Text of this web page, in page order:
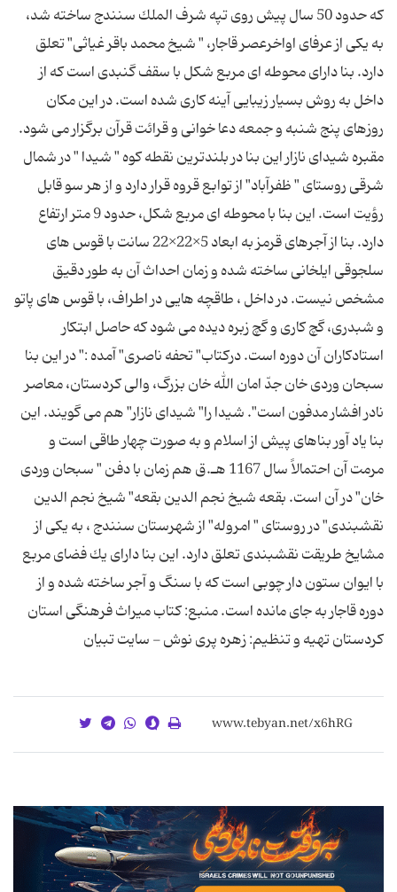
كه حدود 50 سال پیش روی تپه شرف الملك سنندج ساخته شد،
به یكی از عرفای اواخرعصر قاجار، " شیخ محمد باقر غیاثی" تعلق
دارد. بنا دارای محوطه ای مربع شكل با سقف گنبدی است كه از
داخل به روش بسیار زیبایی آینه كاری شده است. در این مكان
روزهای پنج شنبه و جمعه دعا خوانی و قرائت قرآن برگزار می شود.
مقبره شیدای نازار این بنا در بلندترین نقطه كوه " شیدا " در شمال
شرقی روستای " ظفرآباد" از توابع قروه قرار دارد و از هر سو قابل
رؤیت است. این بنا با محوطه ای مربع شكل، حدود 9 متر ارتفاع
دارد. بنا از آجرهای قرمز به ابعاد 5×22×22 سانت با قوس های
سلجوقی ایلخانی ساخته شده و زمان احداث آن به طور دقیق
مشخص نیست. در داخل ، طاقچه هایی در اطراف، با قوس های پاتو
و شبدری، گچ كاری و گچ زبره دیده می شود كه حاصل ابتكار
استادكاران آن دوره است. دركتاب" تحفه ناصری" آمده :" در این بنا
سبحان وردی خان جدّ امان الله خان بزرگ، والی كردستان، معاصر
نادر افشار مدفون است". شیدا را" شیدای نازار" هم می گویند. این
بنا یاد آور بناهای پیش از اسلام و به صورت چهار طاقی است و
مرمت آن احتمالاً سال 1167 هـ.ق هم زمان با دفن " سبحان وردی
خان" در آن است. بقعه شیخ نجم الدین بقعه" شیخ نجم الدین
نقشبندی" در روستای " امروله" از شهرستان سنندج ، به یكی از
مشایخ طریقت نقشبندی تعلق دارد. این بنا دارای یك فضای مربع
با ایوان ستون دار چوبی است كه با سنگ و آجر ساخته شده و از
دوره قاجار به جای مانده است. منبع: کتاب میراث فرهنگی استان
کردستان تهیه و تنظیم: زهره پری نوش - سایت تبیان